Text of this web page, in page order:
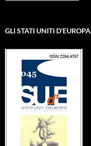
GLI STATI UNITI D’EUROPA